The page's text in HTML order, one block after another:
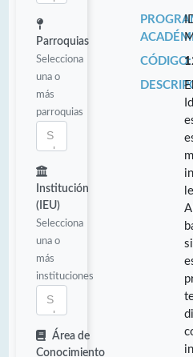
Parroquias
Selecciona
una o
más
parroquias
Institución
(IEU)
Selecciona
una o
más
instituciones
Área de
Conocimiento
CÓDIGO: